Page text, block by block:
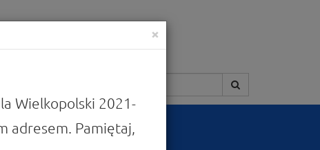
×
Wielkopolski 2021-
adresem. Pamiętaj,